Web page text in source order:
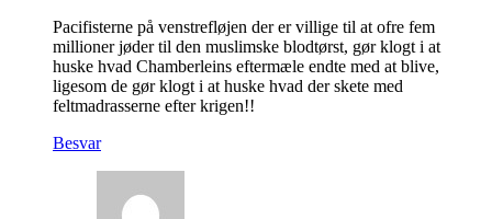
Pacifisterne på venstrefløjen der er villige til at ofre fem
millioner jøder til den muslimske blodtørst, gør klogt i at
huske hvad Chamberleins eftermæle endte med at blive,
ligesom de gør klogt i at huske hvad der skete med
feltmadrasserne efter krigen!!
Besvar